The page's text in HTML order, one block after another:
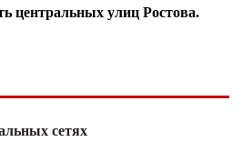
центральных улиц Ростова.
сетях